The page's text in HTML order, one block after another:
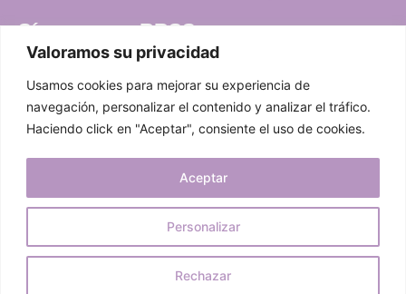
Valoramos su privacidad
Usamos cookies para mejorar su experiencia de
navegación, personalizar el contenido y analizar el tráfico.
Haciendo click en "Aceptar", consiente el uso de cookies.
Personalizar
Rechazar
Aceptar
Síguenos en RRSS
Facebook
Política de privacidad
© 2024 El Rincón de Nelly. Todos los derechos reservados.